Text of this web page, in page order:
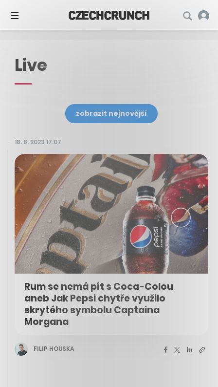
Live
zobrazit nejnovější
18. 8. 2023 17:07
Rum se nemá pít s Coca-Colou
aneb Jak Pepsi chytře využilo
skrytého symbolu Captaina
Morgana
FILIP HOUSKA